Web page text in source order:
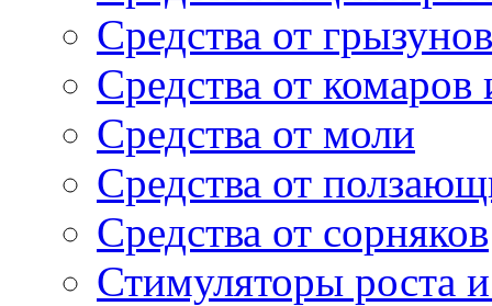
Средства от грызунов
Средства от
Средства от моли
Средства от
Средства от сорняков
Стимуляторы роста и